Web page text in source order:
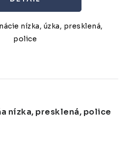
nízka, úzka, presklená,
police
nízka, presklená, police